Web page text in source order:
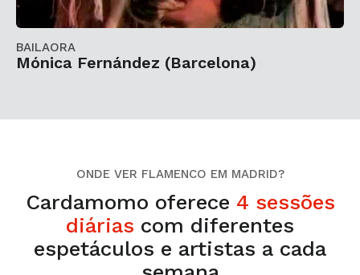
BAILAORA
Mónica Fernández (Barcelona)
ONDE VER FLAMENCO EM MADRID?
Cardamomo oferece 4 sessões
diárias com diferentes
espetáculos e artistas a cada